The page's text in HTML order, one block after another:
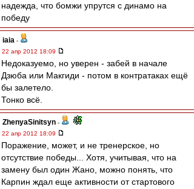
надежда, что бомжи упрутся с динамо на
победу
iaia -
22 апр 2012 18:09
Недоказуемо, но уверен - забей в начале
Дзюба или Макгиди - потом в контратаках ещё
бы залетело.
Тонко всё.
ZhenyaSinitsyn -
22 апр 2012 18:09
Поражение, может, и не тренерское, но
отсутствие победы... Хотя, учитывая, что на
замену был один Жано, можно понять, что
Карпин ждал еще активности от стартового